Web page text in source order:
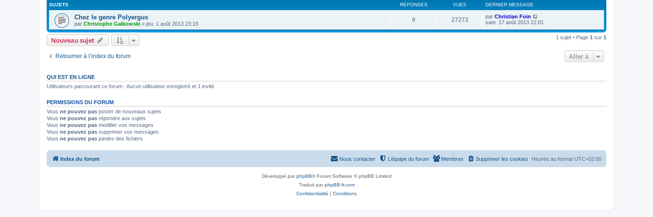
a
e
m
s
a
n
e
r
m
SUJETS RÉPONSES VUES DERNIER MESSAGE
Chez le genre Polyergus
par Christophe Galkowski » jeu. 1 août 2013 23:19
9 27273 par Christian Foin
sam. 17 août 2013 22:01
Nouveau sujet 1 sujet • Page 1 sur 1
Retourner à l’index du forum Aller à
QUI EST EN LIGNE
Utilisateurs parcourant ce forum : Aucun utilisateur enregistré et 1 invité
PERMISSIONS DU FORUM
Vous ne pouvez pas poster de nouveaux sujets
Vous ne pouvez pas répondre aux sujets
Vous ne pouvez pas modifier vos messages
Vous ne pouvez pas supprimer vos messages
Vous ne pouvez pas joindre des fichiers
Index du forum Heures au format UTC+02:00
Supprimer les cookies
Membres
L’équipe du forum
Nous contacter
Développé parphpBB® Forum Software © phpBB Limited
Traduit parphpBB-fr.com
Confidentialité | Conditions